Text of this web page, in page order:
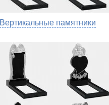
Вертикальные памятники